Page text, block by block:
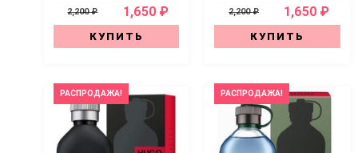
2,200 ₽ 1,650 ₽
КУПИТЬ
2,200 ₽ 1,650 ₽
КУПИТЬ
РАСПРОДАЖА! РАСПРОДАЖА!